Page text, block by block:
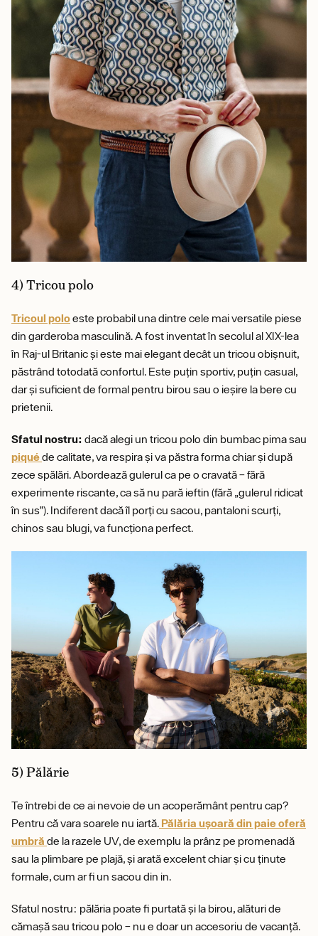
4) Tricou polo
Tricoul poloeste probabil una dintre cele mai versatile piese
din garderoba masculină. A fost inventat în secolul al XIX-lea
în Raj-ul Britanic și este mai elegant decât un tricou obișnuit,
păstrând totodată confortul. Este puțin sportiv, puțin casual,
dar și suficient de formal pentru birou sau o ieșire la bere cu
prietenii.
Sfatul nostru: dacă alegi un tricou polo din bumbac pima sau
piquéde calitate, va respira și va păstra forma chiar și după
zece spălări. Abordează gulerul ca pe o cravată – fără
experimente riscante, ca să nu pară ieftin (fără „gulerul ridicat
în sus”). Indiferent dacă îl porți cu sacou, pantaloni scurți,
chinos sau blugi, va funcționa perfect.
5) Pălărie
Te întrebi de ce ai nevoie de un acoperământ pentru cap?
Pentru că vara soarele nu iartă. Pălăria ușoară din paie oferă
umbră de la razele UV, de exemplu la prânz pe promenadă
sau la plimbare pe plajă, și arată excelent chiar și cu ținute
formale, cum ar fi un sacou din in.
Sfatul nostru: pălăria poate fi purtată și la birou, alături de
cămașă sau tricou polo – nu e doar un accesoriu de vacanță.